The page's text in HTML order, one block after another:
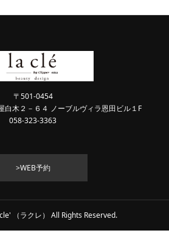
〒501-0454
白木２－６４ ノーブルヴィラ恩田ビル１F
058-323-3363
>WEB予約
（ラクレ） All Rights Reserved.